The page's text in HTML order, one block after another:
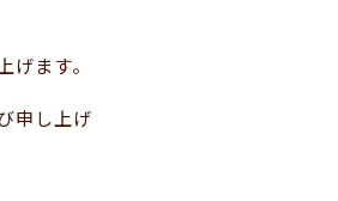
ます。
申し上げ